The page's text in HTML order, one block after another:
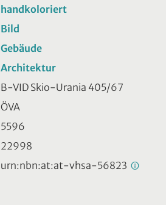
handkoloriert
Bild
Gebäude
Architektur
B-VID Skio-Urania 405/67
ÖVA
5596
22998
urn:nbn:at:at-vhsa-56823